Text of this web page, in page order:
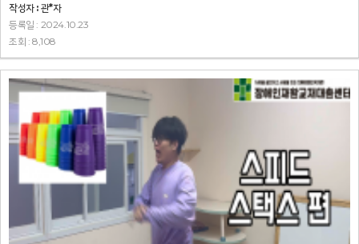
작성자 : 관*자
등록일 : 2024.10.23
조회 : 8,108